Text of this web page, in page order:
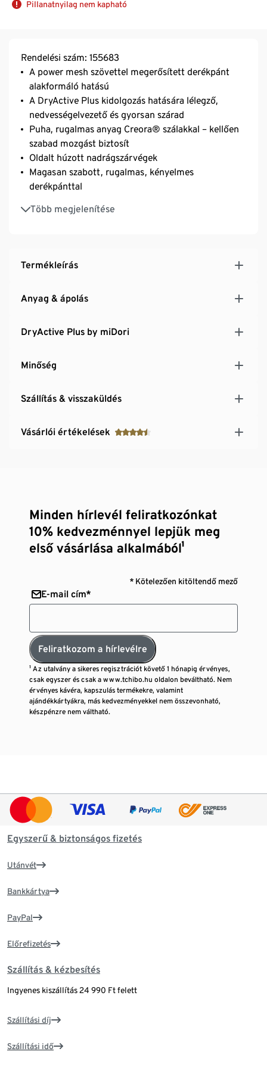
Pillanatnyilag nem kapható
Rendelési szám: 155683
A power mesh szövettel megerősített derékpánt
alakformáló hatású
A DryActive Plus kidolgozás hatására lélegző,
nedvességelvezető és gyorsan szárad
Puha, rugalmas anyag Creora® szálakkal – kellően
szabad mozgást biztosít
Oldalt húzott nadrágszárvégek
Magasan szabott, rugalmas, kényelmes
derékpánttal
Több megjelenítése
Kis zseb a derékrészen a kulcsok tárolásához
7/8-os hossz
Termékleírás
Anyag & ápolás
DryActive Plus by miDori
Minőség
Szállítás & visszaküldés
Vásárlói értékelések
Minden hírlevél feliratkozónkat
10% kedvezménnyel lepjük meg
első vásárlása alkalmából¹
* Kötelezően kitöltendő mező
E-mail cím*
Feliratkozom a hírlevélre
¹ Az utalvány a sikeres regisztrációt követő 1 hónapig érvényes,
csak egyszer és csak a www.tchibo.hu oldalon beváltható. Nem
érvényes kávéra, kapszulás termékekre, valamint
ajándékkártyákra, más kedvezményekkel nem összevonható,
készpénzre nem váltható.
Egyszerű & biztonságos fizetés
Utánvét
Bankkártya
PayPal
Előrefizetés
Szállítás & kézbesítés
Ingyenes kiszállítás 24 990 Ft felett
Szállítási díj
Szállítási idő